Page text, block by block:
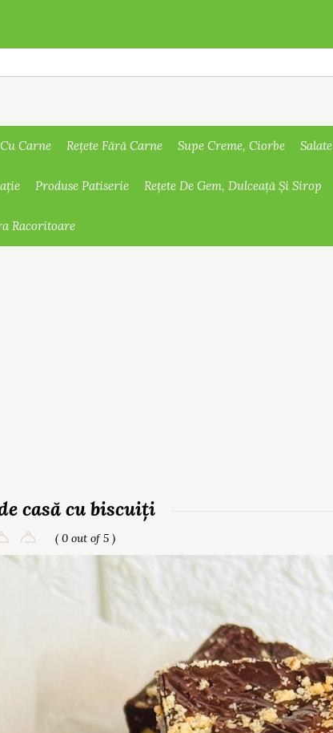
Carne Rețete Fără Carne Supe Creme, Ciorbe Salate
Produse Patiserie Rețete De Gem, Dulceață Și Sirop
Racoritoare
casă cu biscuiți
( 0 out of 5 )